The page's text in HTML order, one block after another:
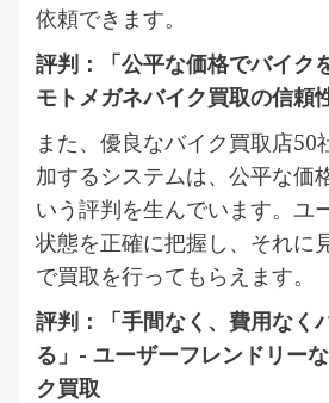
依頼できます。
評判：「公平な価格でバイク
モトメガネバイク買取の信頼
また、優良なバイク買取店50
加するシステムは、公平な価
いう評判を生んでいます。ユ
状態を正確に把握し、それに
で買取を行ってもらえます。
評判：「手間なく、費用なく
る」- ユーザーフレンドリー
ク買取